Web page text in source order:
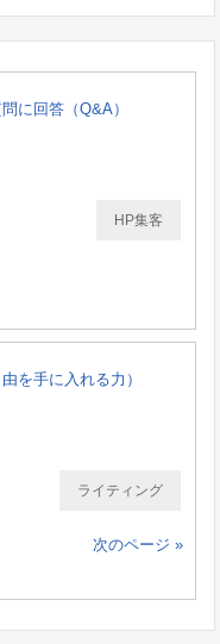
に回答（Q&A）
HP集客
を手に入れる力）
ライティング
次のページ »